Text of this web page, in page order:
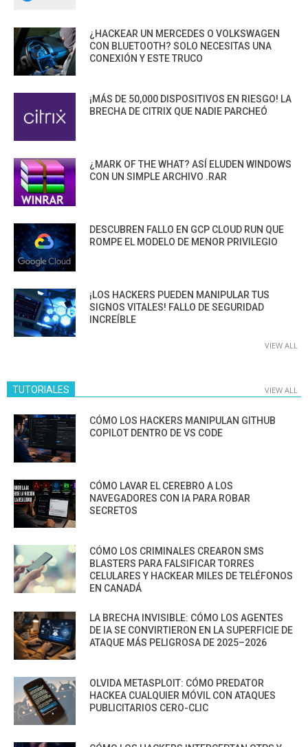
¿HACKEAR UN MERCEDES O VOLKSWAGEN
CON BLUETOOTH? SOLO NECESITAS UNA
CONEXIÓN Y ESTE TRUCO
¡MÁS DE 50,000 DISPOSITIVOS EN RIESGO! LA
BRECHA DE CITRIX QUE NADIE PARCHEÓ
¿MARK OF THE WHAT? ASÍ ELUDEN WINDOWS
CON UN SIMPLE ARCHIVO .RAR
DESCUBREN FALLO EN GCP CLOUD RUN QUE
ROMPE EL MODELO DE MENOR PRIVILEGIO
¡LOS HACKERS PUEDEN MANIPULAR TUS
SIGNOS VITALES! FALLO DE SEGURIDAD
INCREÍBLE
VIEW ALL
TUTORIALES VIEW ALL
CÓMO LOS HACKERS MANIPULAN GITHUB
COPILOT DENTRO DE VS CODE
CÓMO LAVAR EL CEREBRO A LOS
NAVEGADORES CON IA PARA ROBAR
SECRETOS
CÓMO LOS CRIMINALES CREARON SMS
BLASTERS PARA FALSIFICAR TORRES
CELULARES Y HACKEAR MILES DE TELÉFONOS
EN CANADÁ
LA BRECHA INVISIBLE: CÓMO LOS AGENTES
DE IA SE CONVIRTIERON EN LA SUPERFICIE DE
ATAQUE MÁS PELIGROSA DE 2025–2026
OLVIDA METASPLOIT: CÓMO PREDATOR
HACKEA CUALQUIER MÓVIL CON ATAQUES
PUBLICITARIOS CERO-CLIC